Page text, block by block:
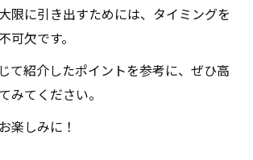
限に引き出すためには、タイミングを
可欠です。
て紹介したポイントを参考に、ぜひ高
みてください。
楽しみに！